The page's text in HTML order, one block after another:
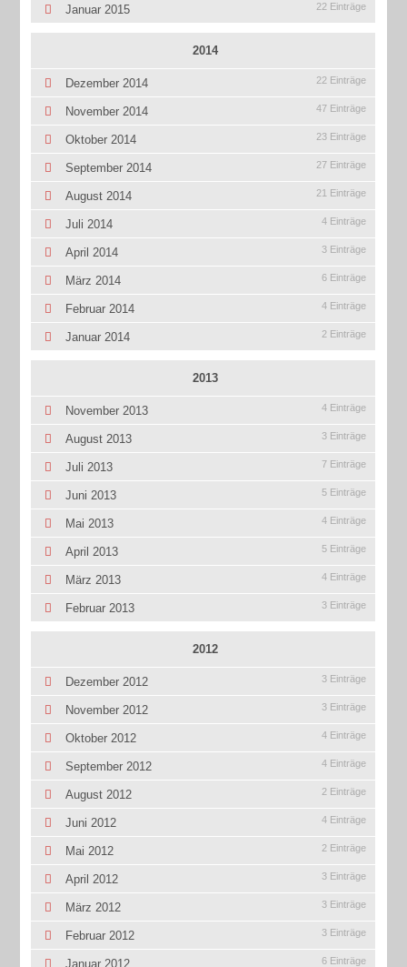
Januar 2015 22 Einträge
2014
Dezember 2014 22 Einträge
November 2014 47 Einträge
Oktober 2014 23 Einträge
September 2014 27 Einträge
August 2014 21 Einträge
Juli 2014 4 Einträge
April 2014 3 Einträge
März 2014 6 Einträge
Februar 2014 4 Einträge
Januar 2014 2 Einträge
2013
November 2013 4 Einträge
August 2013 3 Einträge
Juli 2013 7 Einträge
Juni 2013 5 Einträge
Mai 2013 4 Einträge
April 2013 5 Einträge
März 2013 4 Einträge
Februar 2013 3 Einträge
2012
Dezember 2012 3 Einträge
November 2012 3 Einträge
Oktober 2012 4 Einträge
September 2012 4 Einträge
August 2012 2 Einträge
Juni 2012 4 Einträge
Mai 2012 2 Einträge
April 2012 3 Einträge
März 2012 3 Einträge
Februar 2012 3 Einträge
Januar 2012 6 Einträge